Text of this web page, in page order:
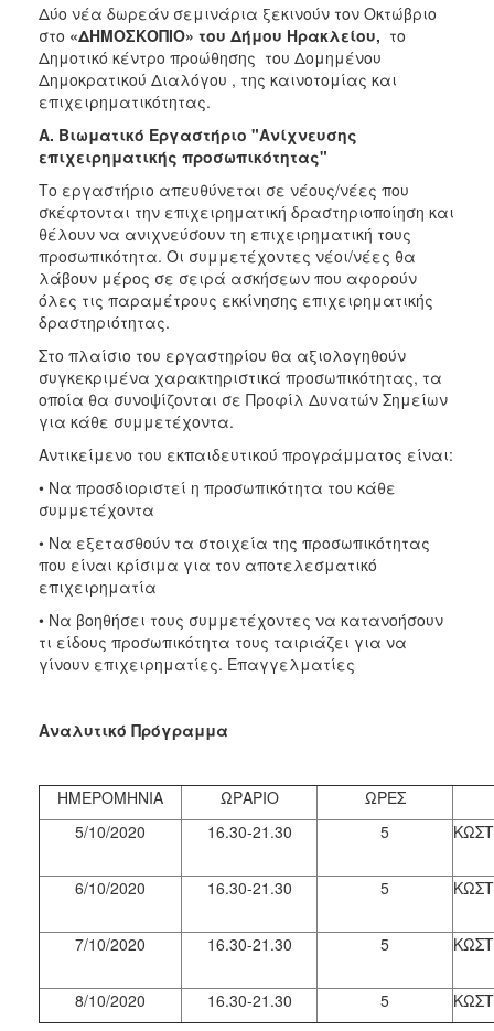
ΤΟΠΟΣ
ΠΟΛΙΤΙΣΜΟΣ
ΑΝΘΕΚΤΙΚΗ
ΠΟΛΗ
Δύο νέα δωρεάν σεμινάρια ξεκινούν τον Οκτώβριο
στο «ΔΗΜΟΣΚΟΠΙΟ» του Δήμου Ηρακλείου, το
Δημοτικό κέντρο προώθησης του Δομημένου
Δημοκρατικού Διαλόγου , της καινοτομίας και
επιχειρηματικότητας.
Α. Βιωματικό Εργαστήριο "Ανίχνευσης
επιχειρηματικής προσωπικότητας"
Το εργαστήριο απευθύνεται σε νέους/νέες που
σκέφτονται την επιχειρηματική δραστηριοποίηση και
θέλουν να ανιχνεύσουν τη επιχειρηματική τους
προσωπικότητα. Οι συμμετέχοντες νέοι/νέες θα
λάβουν μέρος σε σειρά ασκήσεων που αφορούν
όλες τις παραμέτρους εκκίνησης επιχειρηματικής
δραστηριότητας.
Στο πλαίσιο του εργαστηρίου θα αξιολογηθούν
συγκεκριμένα χαρακτηριστικά προσωπικότητας, τα
οποία θα συνοψίζονται σε Προφίλ Δυνατών Σημείων
για κάθε συμμετέχοντα.
Αντικείμενο του εκπαιδευτικού προγράμματος είναι:
• Να προσδιοριστεί η προσωπικότητα του κάθε
συμμετέχοντα
• Να εξετασθούν τα στοιχεία της προσωπικότητας
που είναι κρίσιμα για τον αποτελεσματικό
επιχειρηματία
• Να βοηθήσει τους συμμετέχοντες να κατανοήσουν
τι είδους προσωπικότητα τους ταιριάζει για να
γίνουν επιχειρηματίες. Επαγγελματίες
Αναλυτικό Πρόγραμμα
ΗΜΕΡΟΜΗΝΙΑ ΩΡΑΡΙΟ
ΩΡΕΣ
5/10/2020
16.30-21.30 5
6/10/2020 16.30-21.30 5
7/10/2020 16.30-21.30 5
8/10/2020 16.30-21.30 5